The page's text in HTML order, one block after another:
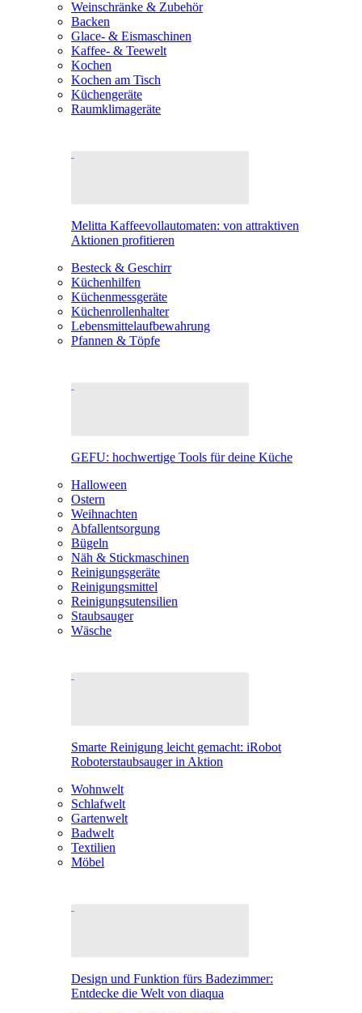
Weinschränke & Zubehör
Backen
Glace- & Eismaschinen
Kaffee- & Teewelt
Kochen
Kochen am Tisch
Küchengeräte
Raumklimageräte
Melitta Kaffeevollautomaten: von attraktiven
Aktionen profitieren
Besteck & Geschirr
Küchenhilfen
Küchenmessgeräte
Küchenrollenhalter
Lebensmittelaufbewahrung
Pfannen & Töpfe
GEFU: hochwertige Tools für deine Küche
Halloween
Ostern
Weihnachten
Abfallentsorgung
Bügeln
Näh & Stickmaschinen
Reinigungsgeräte
Reinigungsmittel
Reinigungsutensilien
Staubsauger
Wäsche
Smarte Reinigung leicht gemacht: iRobot
Roboterstaubsauger in Aktion
Wohnwelt
Schlafwelt
Gartenwelt
Badwelt
Textilien
Möbel
Design und Funktion fürs Badezimmer:
Entdecke die Welt von diaqua